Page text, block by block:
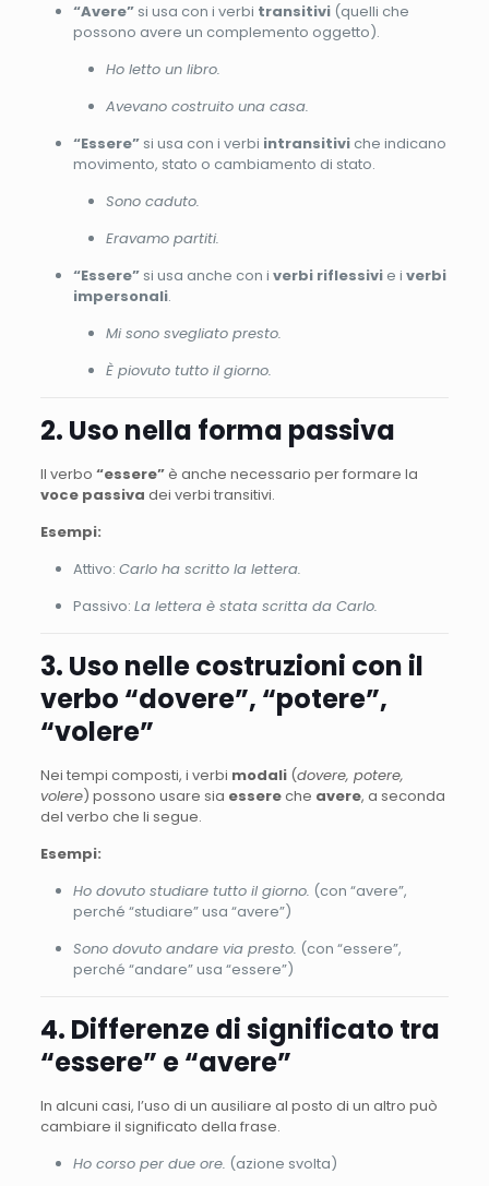
“Avere”si usa con i verbi transitivi(quelli che
possono avere un complemento oggetto).
Ho letto un libro.
Avevano costruito una casa.
“Essere”si usa con i verbi intransitiviche indicano
movimento, stato o cambiamento di stato.
Sono caduto.
Eravamo partiti.
“Essere”si usa anche con i verbi riflessivie i verbi
impersonali.
Mi sono svegliato presto.
È piovuto tutto il giorno.
2. Uso nella forma passiva
Il verbo “essere”è anche necessario per formare la
voce passiva dei verbi transitivi.
Esempi:
Attivo: Carlo ha scritto la lettera.
Passivo: La lettera è stata scritta da Carlo.
3. Uso nelle costruzioni con il
verbo “dovere”, “potere”,
“volere”
Nei tempi composti, i verbi modali(dovere, potere,
volere) possono usare sia essereche avere, a seconda
del verbo che li segue.
Esempi:
Ho dovuto studiare tutto il giorno. (con “avere”,
perché “studiare” usa “avere”)
Sono dovuto andare via presto. (con “essere”,
perché “andare” usa “essere”)
4. Differenze di significato tra
“essere” e “avere”
In alcuni casi, l’uso di un ausiliare al posto di un altro può
cambiare il significato della frase.
Ho corso per due ore. (azione svolta)